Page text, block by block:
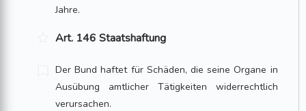
Jahre.
Art. 146 Staatshaftung
Der Bund haftet für Schäden, die seine Organe in
Ausübung amtlicher Tätigkeiten widerrechtlich
verursachen.